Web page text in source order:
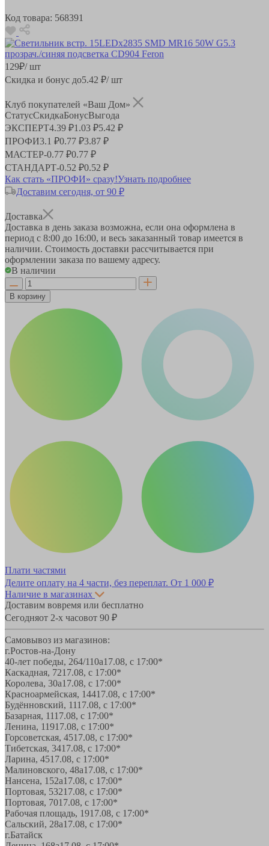
Код товара: 568391
129₽/ шт
Скидка и бонус до5.42 ₽/ шт
Клуб покупателей «Ваш Дом»
СтатусСкидкаБонусВыгода
ЭКСПЕРТ4.39 ₽1.03 ₽5.42 ₽
ПРОФИ3.1 ₽0.77 ₽3.87 ₽
МАСТЕР-0.77 ₽0.77 ₽
СТАНДАРТ-0.52 ₽0.52 ₽
Как стать «ПРОФИ» сразу!Узнать подробнее
Доставим сегодня, от 90 ₽
Доставка
Доставка в день заказа возможна, если она оформлена в
период с 8:00 до 16:00, и весь заказанный товар имеется в
наличии. Стоимость доставки рассчитывается при
оформлении заказа по вашему адресу.
В наличии
В корзину
Плати частями
Делите оплату на 4 части, без переплат. От 1 000 ₽
Наличие в магазинах
Доставим вовремя или бесплатно
Сегодняот 2-х часовот 90 ₽
Самовывоз из магазинов:
г.Ростов-на-Дону
40-лет победы, 264/110а17.08, с 17:00*
Каскадная, 7217.08, с 17:00*
Королева, 30а17.08, с 17:00*
Красноармейская, 14417.08, с 17:00*
Будённовский, 1117.08, с 17:00*
Базарная, 1117.08, с 17:00*
Ленина, 11917.08, с 17:00*
Горсоветская, 4517.08, с 17:00*
Тибетская, 3417.08, с 17:00*
Ларина, 4517.08, с 17:00*
Малиновского, 48а17.08, с 17:00*
Нансена, 152а17.08, с 17:00*
Портовая, 53217.08, с 17:00*
Портовая, 7017.08, с 17:00*
Рабочая площадь, 1917.08, с 17:00*
Сальский, 28a17.08, с 17:00*
г.Батайск